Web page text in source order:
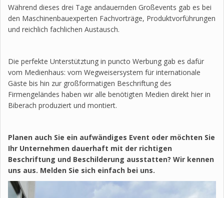
Während dieses drei Tage andauernden Großevents gab es bei
den Maschinenbauexperten Fachvorträge, Produktvorführungen
und reichlich fachlichen Austausch.
Die perfekte Unterstütztung in puncto Werbung gab es dafür
vom Medienhaus: vom Wegweisersystem für internationale
Gäste bis hin zur großformatigen Beschriftung des
Firmengeländes haben wir alle benötigten Medien direkt hier in
Biberach produziert und montiert.
Planen auch Sie ein aufwändiges Event oder möchten Sie
Ihr Unternehmen dauerhaft mit der richtigen
Beschriftung und Beschilderung ausstatten? Wir kennen
uns aus. Melden Sie sich einfach bei uns.